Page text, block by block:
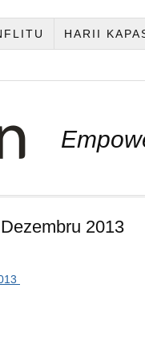
HARII
2013